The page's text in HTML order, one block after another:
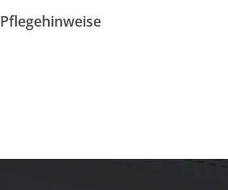
Pflegehinweise